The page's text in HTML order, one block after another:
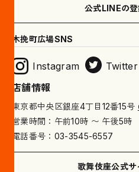
公式LINEの
木挽町広場SNS
Instagram Twitter
店舗情報
東京都中央区銀座4丁目12番15号
営業時間：午前10時 〜 午後5時
電話番号：03-3545-6557
歌舞伎座公式サ